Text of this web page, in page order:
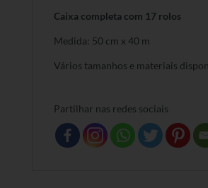
Caixa completa com 17 rolos
Medida: 50 cm x 40 m
Vários tamanhos e materiais
Partilhar nas redes sociais